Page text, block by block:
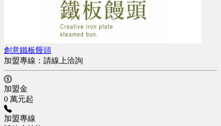
創意鐵板饅頭
加盟專線： 請線上洽詢
加盟金
0 萬元起
加盟專線